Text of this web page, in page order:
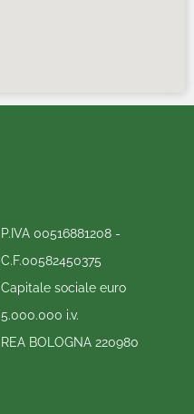
P.IVA 00516881208 -
C.F.00582450375
Capitale sociale euro
5.000.000 i.v.
REA BOLOGNA 220980